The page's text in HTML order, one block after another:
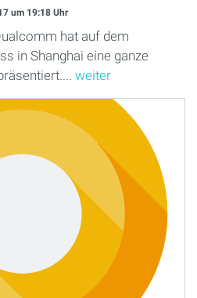
um 19:18 Uhr
hat auf dem
in Shanghai eine ganze
weiter